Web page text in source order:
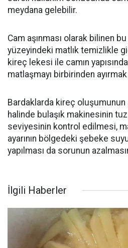
meydana gelebilir.
Cam aşınması olarak bilinen
yüzeyindeki matlık temizlikle
kireç lekesi ile camın
matlaşmayı birbirinden
Bardaklarda kireç oluşumunun
halinde bulaşık makinesinin tuz
seviyesinin kontrol edilmesi,
ayarının bölgedeki şebeke
yapılması da sorunun
İlgili Haberler